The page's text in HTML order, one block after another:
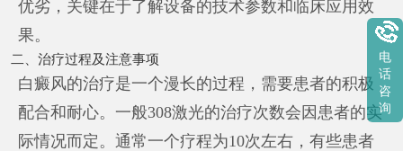
优劣，关键在于了解设备的技术参数和临床应用效
果。
二、治疗过程及注意事项
白癜风的治疗是一个漫长的过程，需要患者的积极
配合和耐心。一般308激光的治疗次数会因患者的实
际情况而定。通常一个疗程为10次左右，有些患者
电
话
咨
询